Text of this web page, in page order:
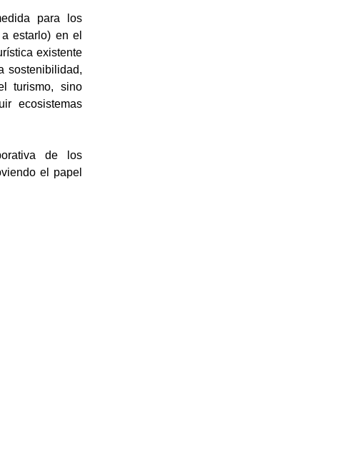
para los
estarlo) en el
existente
sostenibilidad,
turismo, sino
ecosistemas
de los
el papel